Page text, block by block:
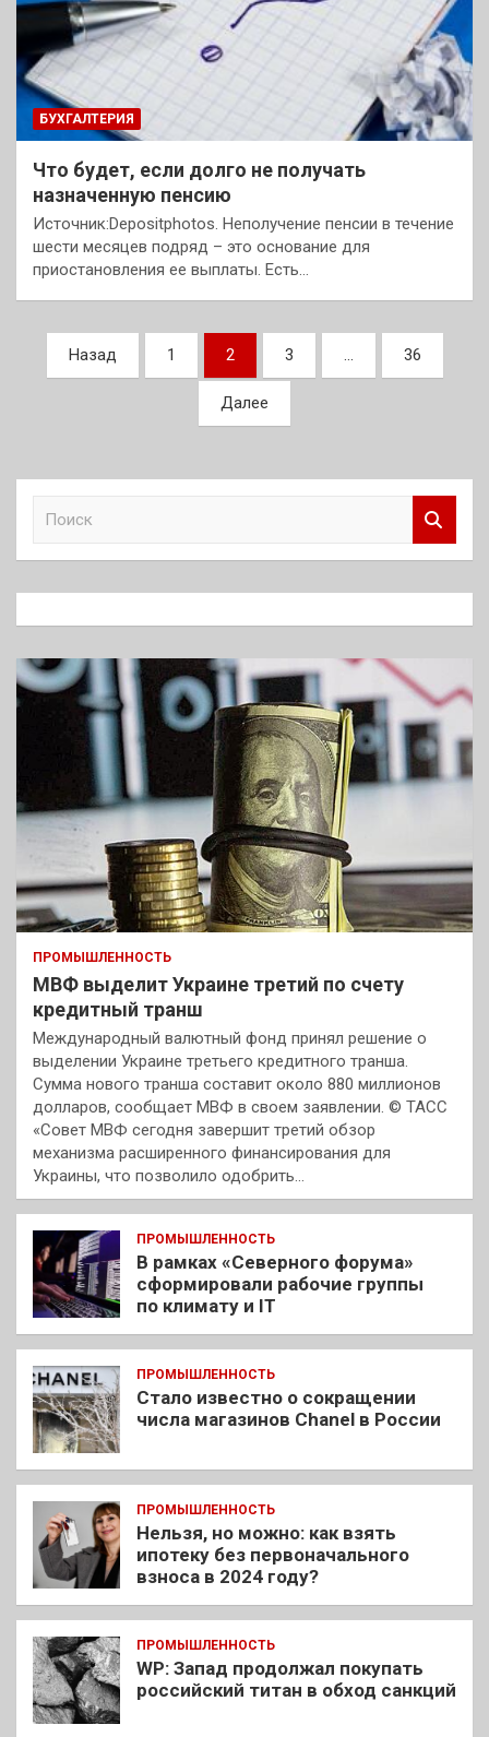
БУХГАЛТЕРИЯ
Что будет, если долго не получать
назначенную пенсию
Источник:Depositphotos. Неполучение пенсии в течение
шести месяцев подряд – это основание для
приостановления ее выплаты. Есть…
Пагинация
записей
Назад 1 2 3 … 36
Далее
к
ПРОМЫШЛЕННОСТЬ
МВФ выделит Украине третий по счету
кредитный транш
Международный валютный фонд принял решение о
выделении Украине третьего кредитного транша.
Сумма нового транша составит около 880 миллионов
долларов, сообщает МВФ в своем заявлении. © ТАСС
«Совет МВФ сегодня завершит третий обзор
механизма расширенного финансирования для
Украины, что позволило одобрить…
ПРОМЫШЛЕННОСТЬ
В рамках «Северного форума»
сформировали рабочие группы
по климату и IT
ПРОМЫШЛЕННОСТЬ
Стало известно о сокращении
числа магазинов Chanel в России
ПРОМЫШЛЕННОСТЬ
Нельзя, но можно: как взять
ипотеку без первоначального
взноса в 2024 году?
ПРОМЫШЛЕННОСТЬ
WP: Запад продолжал покупать
российский титан в обход санкций